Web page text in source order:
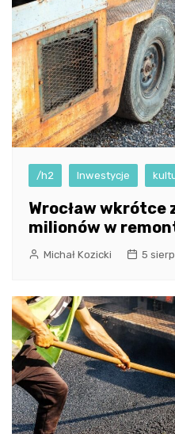
/h2 Inwestycje
Wrocław
milionów w
Michał Kozicki 5